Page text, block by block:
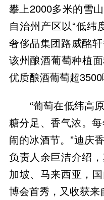
攀上2000多米的雪
自治州产区以“低纬
奢侈品集团路威酩
该州酿酒葡萄种植
优质酿酒葡萄超3500
“葡萄在低纬高
糖分足、香气浓。
闹的冰酒节。”迪庆
负责人余巨洁介绍
加坡、马来西亚，
博会首秀，又收获